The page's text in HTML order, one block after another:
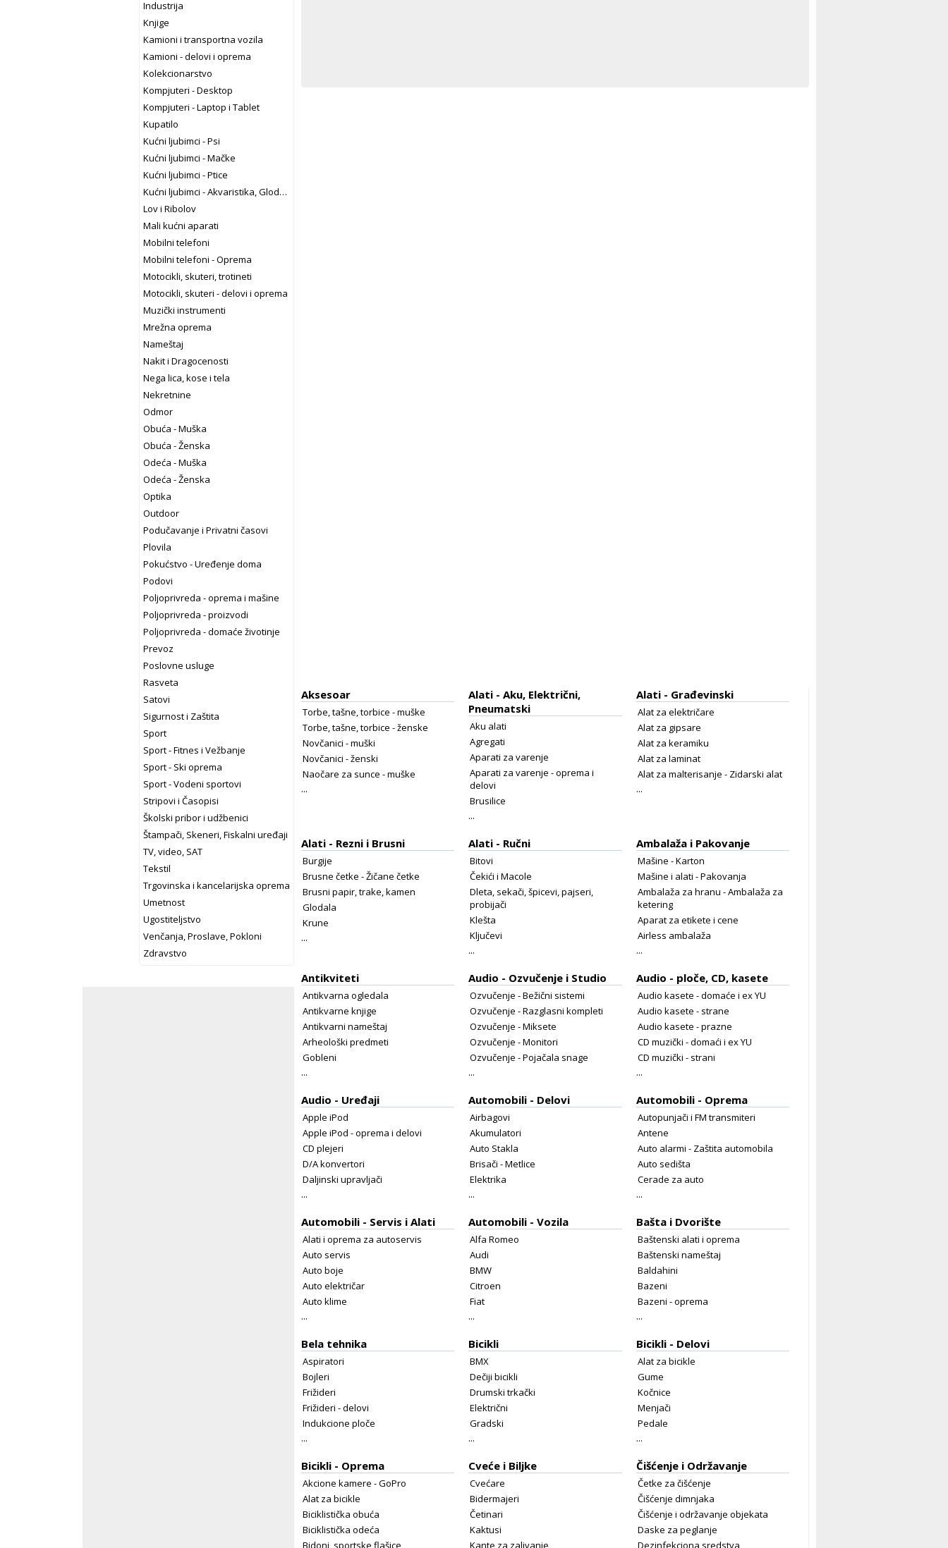
Industrija
Knjige
Kamioni i transportna vozila
Kamioni - delovi i oprema
Kolekcionarstvo
Kompjuteri - Desktop
Kompjuteri - Laptop i Tablet
Kupatilo
Kućni ljubimci - Psi
Kućni ljubimci - Mačke
Kućni ljubimci - Ptice
Kućni ljubimci - Akvaristika, Glodari, Teraristika
Lov i Ribolov
Mali kućni aparati
Mobilni telefoni
Mobilni telefoni - Oprema
Motocikli, skuteri, trotineti
Motocikli, skuteri - delovi i oprema
Muzički instrumenti
Mrežna oprema
Nameštaj
Nakit i Dragocenosti
Nega lica, kose i tela
Nekretnine
Odmor
Obuća - Muška
Obuća - Ženska
Odeća - Muška
Odeća - Ženska
Optika
Outdoor
Podučavanje i Privatni časovi
Plovila
Pokućstvo - Uređenje doma
Podovi
Poljoprivreda - oprema i mašine
Poljoprivreda - proizvodi
Poljoprivreda - domaće životinje
Prevoz
Poslovne usluge
Rasveta
Satovi
Sigurnost i Zaštita
Sport
Sport - Fitnes i Vežbanje
Sport - Ski oprema
Sport - Vodeni sportovi
Stripovi i Časopisi
Školski pribor i udžbenici
Štampači, Skeneri, Fiskalni uređaji
TV, video, SAT
Tekstil
Trgovinska i kancelarijska oprema
Umetnost
Ugostiteljstvo
Venčanja, Proslave, Pokloni
Zdravstvo
Aksesoar
Torbe, tašne, torbice - muške
Torbe, tašne, torbice - ženske
Novčanici - muški
Novčanici - ženski
Naočare za sunce - muške
...
Alati - Aku, Električni,
Pneumatski
Aku alati
Agregati
Aparati za varenje
Aparati za varenje - oprema i
delovi
Brusilice
...
Alati - Građevinski
Alat za električare
Alat za gipsare
Alat za keramiku
Alat za laminat
Alat za malterisanje - Zidarski alat
...
Alati - Rezni i Brusni
Burgije
Brusne četke - Žičane četke
Brusni papir, trake, kamen
Glodala
Krune
...
Alati - Ručni
Bitovi
Čekići i Macole
Dleta, sekači, špicevi, pajseri,
probijači
Klešta
Ključevi
...
Ambalaža i Pakovanje
Mašine - Karton
Mašine i alati - Pakovanja
Ambalaža za hranu - Ambalaža za
ketering
Aparat za etikete i cene
Airless ambalaža
...
Antikviteti
Antikvarna ogledala
Antikvarne knjige
Antikvarni nameštaj
Arheološki predmeti
Gobleni
...
Audio - Ozvučenje i Studio
Ozvučenje - Bežični sistemi
Ozvučenje - Razglasni kompleti
Ozvučenje - Miksete
Ozvučenje - Monitori
Ozvučenje - Pojačala snage
...
Audio - ploče, CD, kasete
Audio kasete - domaće i ex YU
Audio kasete - strane
Audio kasete - prazne
CD muzički - domaći i ex YU
CD muzički - strani
...
Audio - Uređaji
Apple iPod
Apple iPod - oprema i delovi
CD plejeri
D/A konvertori
Daljinski upravljači
...
Automobili - Delovi
Airbagovi
Akumulatori
Auto Stakla
Brisači - Metlice
Elektrika
...
Automobili - Oprema
Autopunjači i FM transmiteri
Antene
Auto alarmi - Zaštita automobila
Auto sedišta
Cerade za auto
...
Automobili - Servis i Alati
Alati i oprema za autoservis
Auto servis
Auto boje
Auto električar
Auto klime
...
Automobili - Vozila
Alfa Romeo
Audi
BMW
Citroen
Fiat
...
Bašta i Dvorište
Baštenski alati i oprema
Baštenski nameštaj
Baldahini
Bazeni
Bazeni - oprema
...
Bela tehnika
Aspiratori
Bojleri
Frižideri
Frižideri - delovi
Indukcione ploče
...
Bicikli
BMX
Dečiji bicikli
Drumski trkački
Električni
Gradski
...
Bicikli - Delovi
Alat za bicikle
Gume
Kočnice
Menjači
Pedale
...
Bicikli - Oprema
Akcione kamere - GoPro
Alat za bicikle
Biciklistička obuća
Biciklistička odeća
Bidoni, sportske flašice
Cveće i Biljke
Cvećare
Bidermajeri
Četinari
Kaktusi
Kante za zalivanje
Čišćenje i Održavanje
Četke za čišćenje
Čišćenje dimnjaka
Čišćenje i održavanje objekata
Daske za peglanje
Dezinfekciona sredstva